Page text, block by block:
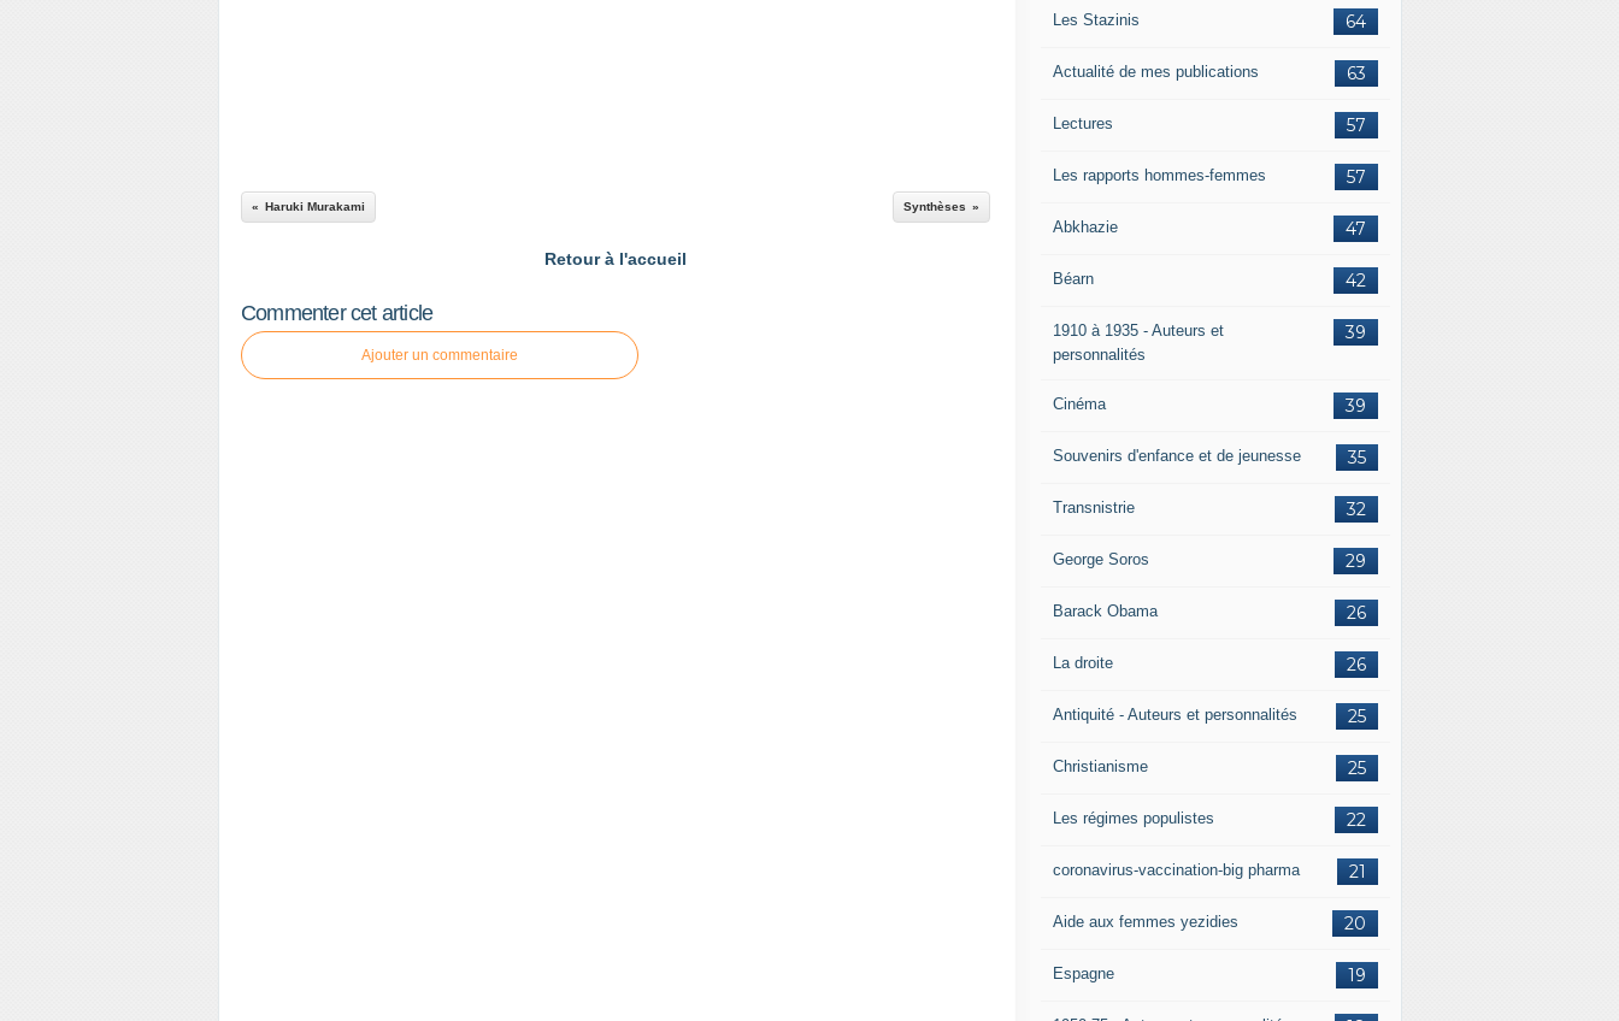
Haruki Murakami Synthèses
Retour à l'accueil
Commenter cet article
Ajouter un commentaire
64
Les Stazinis
63
Actualité de mes publications
57
Lectures
57
Les rapports hommes-femmes
47
Abkhazie
42
Béarn
39
1910 à 1935 - Auteurs et
personnalités
39
Cinéma
35
Souvenirs d'enfance et de jeunesse
32
Transnistrie
29
George Soros
26
Barack Obama
26
La droite
25
Antiquité - Auteurs et personnalités
25
Christianisme
22
Les régimes populistes
21
coronavirus-vaccination-big pharma
20
Aide aux femmes yezidies
19
Espagne